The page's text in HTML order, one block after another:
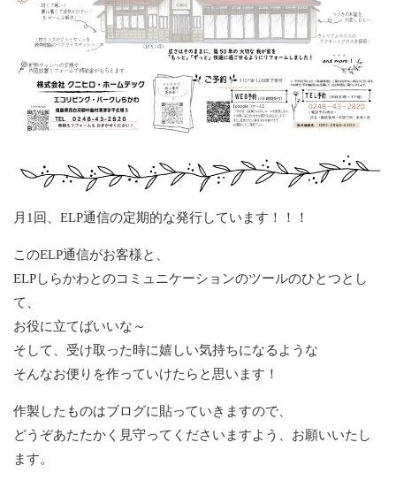
月1回、ELP通信の定期的な発行しています！！！
このELP通信がお客様と、
ELPしらかわとのコミュニケーションのツールのひとつとし
て、
お役に立てばいいな～
そして、受け取った時に嬉しい気持ちになるような
そんなお便りを作っていけたらと思います！
作製したものはブログに貼っていきますので、
どうぞあたたかく見守ってくださいますよう、お願いいたし
ます。